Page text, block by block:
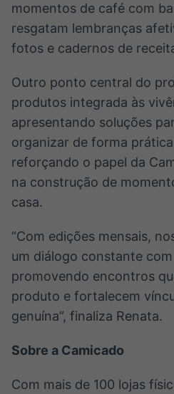
momentos de café com
resgatam lembranças
fotos e cadernos de
Outro ponto central do
produtos integrada às
apresentando soluções
organizar de forma
reforçando o papel da
na construção de
casa.
“Com edições mensais,
um diálogo constante
promovendo encontros
produto e fortalecem
genuína”, finaliza Renata.
Sobre a Camicado
Com mais de 100 lojas